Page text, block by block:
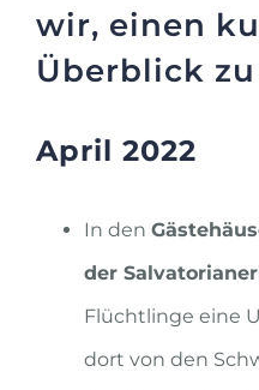
wir, einen
Überblick
April 2022
In den
der
Flüchtlinge eine
dort von den